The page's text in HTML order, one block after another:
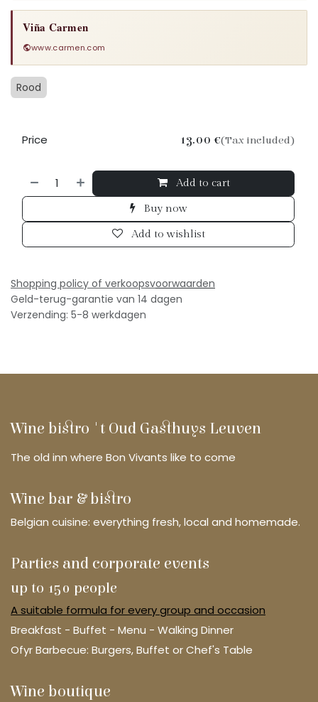
Viña Carmen
www.carmen.com
Rood
Add to cart
Buy now
Add to wishlist
Price 13.00 €(Tax included)
Shopping policy of verkoopsvoorwaarden
Geld-terug-garantie van 14 dagen
Verzending: 5-8 werkdagen
Wine bistro 't Oud Gasthuys Leuven
The old inn where Bon Vivants like to come
Wine bar & bistro
Belgian cuisine: everything fresh, local and homemade.
Parties and corporate events
up to 150 people
A suitable formula for every group and occasion
Breakfast - Buffet - Menu - Walking Dinner
Ofyr Barbecue: Burgers, Buffet or Chef's Table
Wine boutique